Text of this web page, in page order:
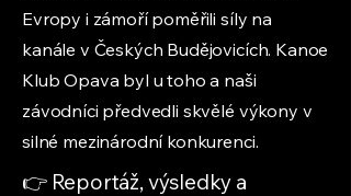
Evropy i zámoří poměřili síly na
kanále v Českých Budějovicích. Kanoe
Klub Opava byl u toho a naši
závodníci předvedli skvělé výkony v
silné mezinárodní konkurenci.
👉 Reportáž, výsledky a